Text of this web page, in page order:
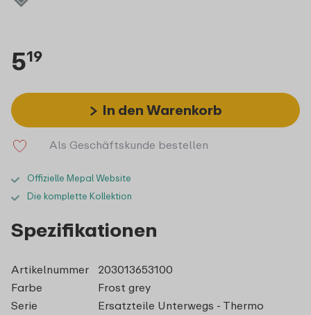
519
In den Warenkorb
Als Geschäftskunde bestellen
Offizielle Mepal Website
Die komplette Kollektion
Spezifikationen
Artikelnummer
203013653100
Farbe
Frost grey
Serie
Ersatzteile Unterwegs - Thermo